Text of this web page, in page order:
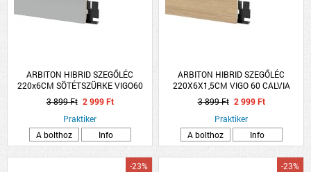
ARBITON HIBRID SZEGŐLÉC
220x6CM SÖTÉTSZÜRKE VIGO60
3 899 Ft 2 999 Ft
Praktiker
A bolthoz
Info
ARBITON HIBRID SZEGŐLÉC
220X6X1,5CM VIGO 60 CALVIA
TÖLGY
3 899 Ft 2 999 Ft
Praktiker
A bolthoz
Info
-23% -23%